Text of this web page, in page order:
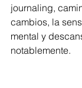
journaling,
cambios, la
mental y
notablemente.